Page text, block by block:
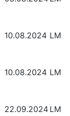
10.08.2024 LM
10.08.2024 LM
22.09.2024 LM